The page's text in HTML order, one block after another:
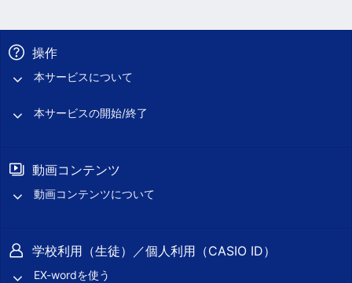
操作
本サービスについて
本サービスの開始/終了
動画コンテンツ
動画コンテンツについて
学校利用（生徒）／個人利用（CASIO ID）
EX-wordを使う